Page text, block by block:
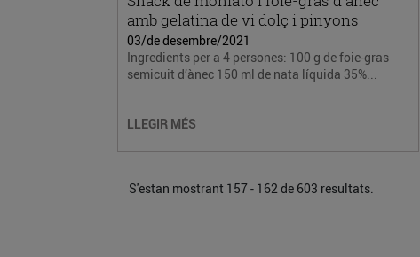
amb gelatina de vi dolç i pinyons
03/de desembre/2021
Ingredients per a 4 persones: 100 g de foie-gras
semicuit d’ànec 150 ml de nata líquida 35%...
LLEGIR MÉS
S'estan mostrant 157 - 162 de 603 resultats.